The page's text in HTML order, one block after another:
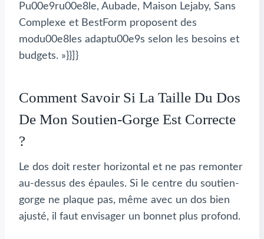
Pu00e9ru00e8le, Aubade, Maison Lejaby, Sans
Complexe et BestForm proposent des
modu00e8les adaptu00e9s selon les besoins et
budgets. »}}]}
Comment Savoir Si La Taille Du Dos
De Mon Soutien-Gorge Est Correcte
?
Le dos doit rester horizontal et ne pas remonter
au-dessus des épaules. Si le centre du soutien-
gorge ne plaque pas, même avec un dos bien
ajusté, il faut envisager un bonnet plus profond.